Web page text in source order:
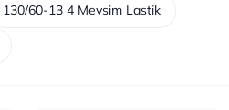
130/60-13 4 Mevsim Lastik